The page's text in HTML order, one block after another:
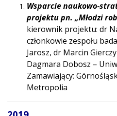
Wsparcie naukowo-
projektu pn. „Młodzi
kierownik projektu: dr
członkowie zespołu
Jarosz, dr Marcin
Dagmara Dobosz –
Zamawiający:
Metropolia